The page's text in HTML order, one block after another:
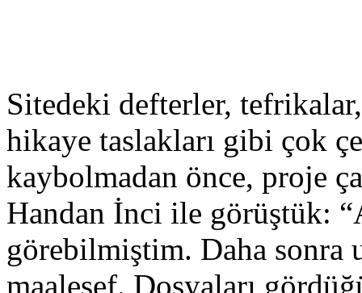
Sitedeki defterler,
hikaye taslakları gibi çok
kaybolmadan önce, proje
Handan İnci ile görüştük:
görebilmiştim. Daha sonra
maalesef. Dosyaları